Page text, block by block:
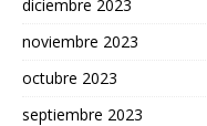
diciembre 2023
noviembre 2023
octubre 2023
septiembre 2023